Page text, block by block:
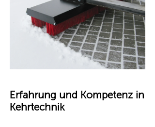
Erfahrung und Kompetenz in
Kehrtechnik